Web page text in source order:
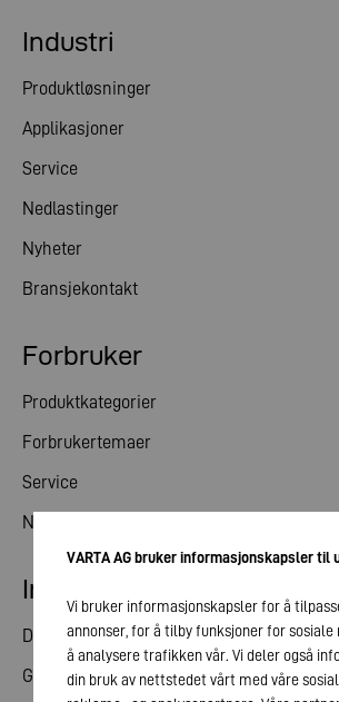
Forbruker
Produktkategorier
Forbrukertemaer
Service
Nyheter
Industri
Produktløsninger
Applikasjoner
Service
Nedlastinger
Nyheter
Bransjekontakt
Investorrelasjoner
Del
Generalforsamling
VARTA AG bruker informasjonskapsler til
Vi bruker informasjonskapsler for å
annonser, for å tilby funksjoner for sosiale
å analysere trafikken vår. Vi deler også
din bruk av nettstedet vårt med våre